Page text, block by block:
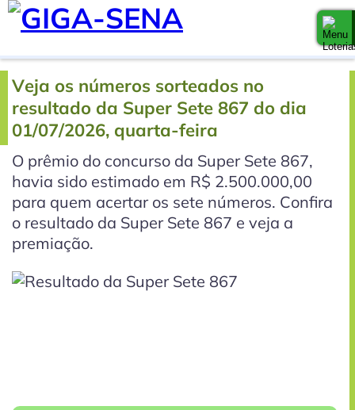
Veja os números sorteados no
resultado da Super Sete 867 do dia
01/07/2026, quarta-feira
O prêmio do concurso da Super Sete 867,
havia sido estimado em R$ 2.500.000,00
para quem acertar os sete números. Confira
o resultado da Super Sete 867 e veja a
premiação.